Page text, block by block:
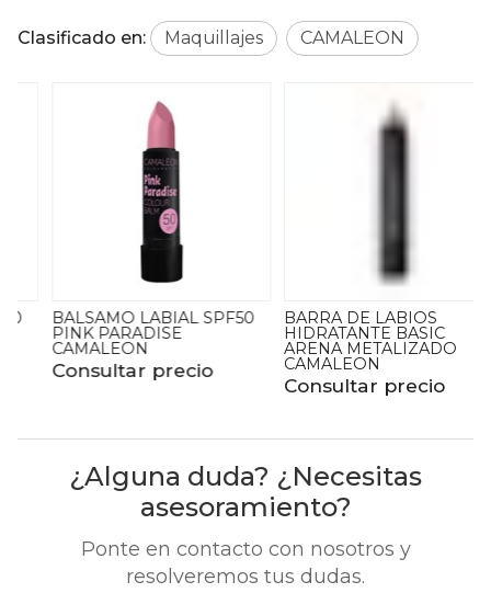
Clasificado en: Maquillajes CAMALEON
BALSAMO LABIAL SPF50
PINK PARADISE
CAMALEON
Consultar precio
BARRA DE LABIOS
HIDRATANTE BASIC
ARENA METALIZADO
CAMALEON
Consultar precio
¿Alguna duda? ¿Necesitas
asesoramiento?
Ponte en contacto con nosotros y
resolveremos tus dudas.